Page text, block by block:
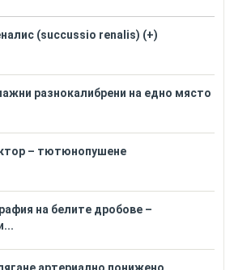
(succussio renalis) (+)
разнокалибрени на едно място
– тютюнопушене
на белите дробове –